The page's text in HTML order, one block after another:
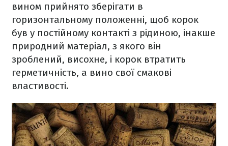
вином прийнято зберігати в
горизонтальному положенні, щоб корок
був у постійному контакті з рідиною, інакше
природний матеріал, з якого він
зроблений, висохне, і корок втратить
герметичність, а вино свої смакові
властивості.